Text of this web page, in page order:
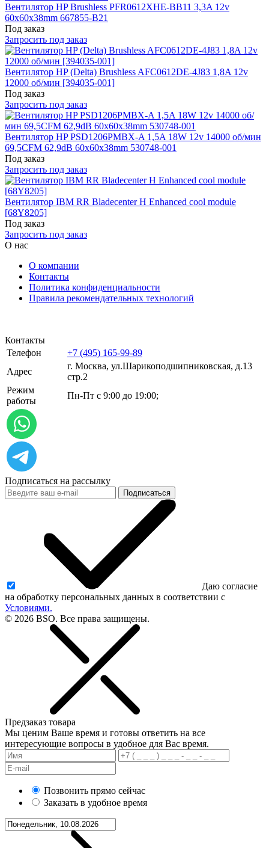
Вентилятор HP Brushless PFR0612XHE-BB11 3,3A 12v
60x60x38mm 667855-B21
Под заказ
Запросить под заказ
Вентилятор HP (Delta) Brushless AFC0612DE-4J83 1,8A 12v
12000 об/мин [394035-001]
Под заказ
Запросить под заказ
Вентилятор HP PSD1206PMBX-A 1,5A 18W 12v 14000 об/мин
69,5CFM 62,9dB 60x60x38mm 530748-001
Под заказ
Запросить под заказ
Вентилятор IBM RR Bladecenter H Enhanced cool module
[68Y8205]
Под заказ
Запросить под заказ
О нас
О компании
Контакты
Политика конфиденциальности
Правила рекомендательных технологий
Контакты
Телефон
+7 (495) 165-99-89
Адрес
г. Москва, ул.​​Шарикоподшипниковская, д.13
стр.2
Режим
работы
Пн-Пт с 9:00 до 19:00;
Подписаться на рассылку
Подписаться
Даю согласие
на обработку персональных данных в соответствии с
Условиями.
© 2026 BSO. Все права защищены.
Предзаказ товара
Мы ценим Ваше время и готовы ответить на все
интересующие вопросы в удобное для Вас время.
Позвонить прямо сейчас
Заказать в удобное время